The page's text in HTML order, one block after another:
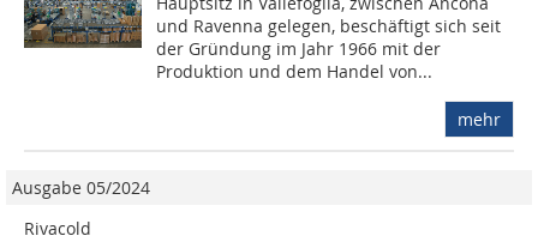
und Ravenna gelegen, beschäftigt sich seit
der Gründung im Jahr 1966 mit der
Produktion und dem Handel von...
mehr
Ausgabe 05/2024
Rivacold